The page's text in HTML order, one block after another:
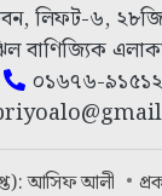
লিফট-৬,
বাণিজ্যিক
০১৬৭৬-
আসিফ আলী